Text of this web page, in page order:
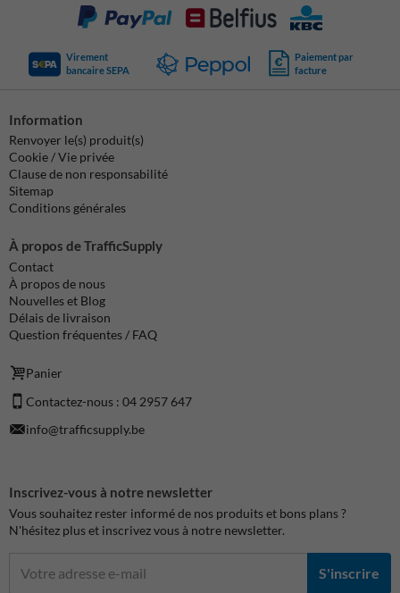
Virement
bancaire SEPA
Paiement par
facture
Information
Renvoyer le(s) produit(s)
Cookie / Vie privée
Clause de non responsabilité
Sitemap
Conditions générales
À propos de TrafficSupply
Contact
À propos de nous
Nouvelles et Blog
Délais de livraison
Question fréquentes / FAQ
Panier
Contactez-nous : 04 2957 647
info@trafficsupply.be
Inscrivez-vous à notre newsletter
Vous souhaitez rester informé de nos produits et bons plans ?
N'hésitez plus et inscrivez vous à notre newsletter.
S'inscrire